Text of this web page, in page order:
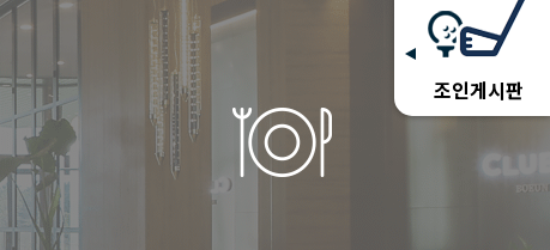
조인게시판